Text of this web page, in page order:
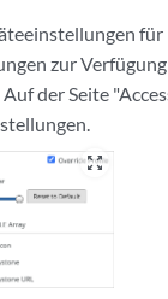
für
zur
der Seite
zoom_out_map